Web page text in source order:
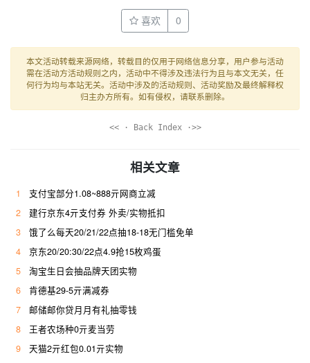
喜欢 0
本文活动转载来源网络，转载目的仅用于网络信息分享，用户参与活动
需在活动方活动规则之内，活动中不得涉及违法行为且与本文无关，任
何行为均与本站无关。活动中涉及的活动规则、活动奖励及最终解释权
归主办方所有。如有侵权，请联系删除。
<< · Back Index ·>>
相关文章
1
支付宝部分1.08~888亓网商立减
2
建行京东4亓支付券 外卖/实物抵扣
3
饿了么每天20/21/22点抽18-18无门槛免单
4
京东20/20:30/22点4.9抢15枚鸡蛋
5
淘宝生日会抽品牌天团实物
6
肯德基29-5亓满减券
7
邮储邮你贷月月有礼抽零钱
8
王者农场种0亓麦当劳
9
天猫2亓红包0.01亓实物